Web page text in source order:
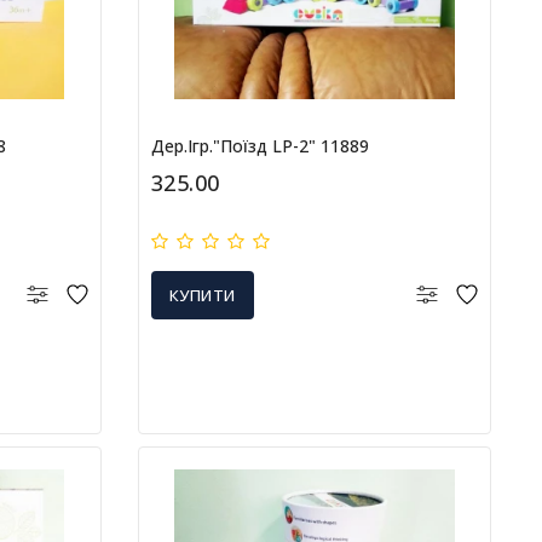
Дер.ігр."Поїзд LP-2" 11889
325.00
КУПИТИ